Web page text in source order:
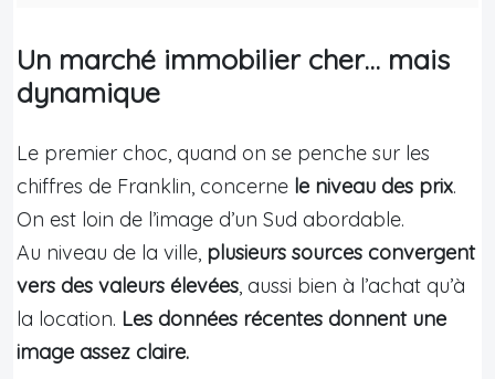
Un marché immobilier cher… mais
dynamique
Le premier choc, quand on se penche sur les
chiffres de Franklin, concerne le niveau des prix.
On est loin de l’image d’un Sud abordable.
Au niveau de la ville, plusieurs sources convergent
vers des valeurs élevées, aussi bien à l’achat qu’à
la location. Les données récentes donnent une
image assez claire.